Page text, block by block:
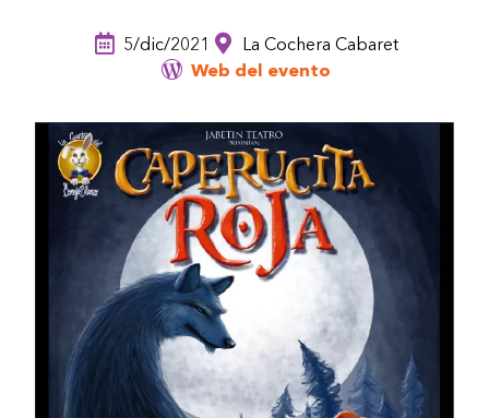
5/dic/2021
La Cochera Cabaret
Web del evento